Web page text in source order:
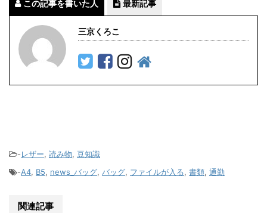
この記事を書いた人 最新記事
三京くろこ
-レザー, 読み物, 豆知識
-A4, B5, news_バッグ, バッグ, ファイルが入る, 書類, 通勤
関連記事